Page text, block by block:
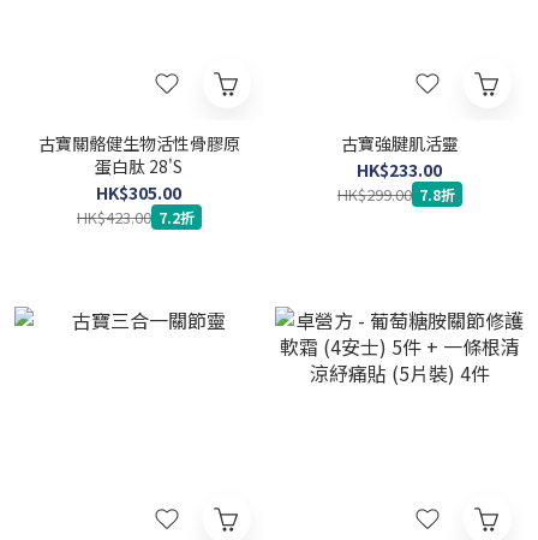
古寶關骼健生物活性骨膠原
蛋白肽 28'S
HK$305.00
HK$423.00 7.2折
古寶強腱肌活靈
HK$233.00
HK$299.00 7.8折